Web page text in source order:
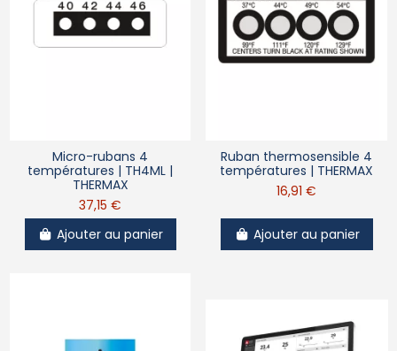
Micro-rubans 4
températures | TH4ML |
THERMAX
37,15 €
Ajouter au panier
Ruban thermosensible 4
températures | THERMAX
16,91 €
Ajouter au panier